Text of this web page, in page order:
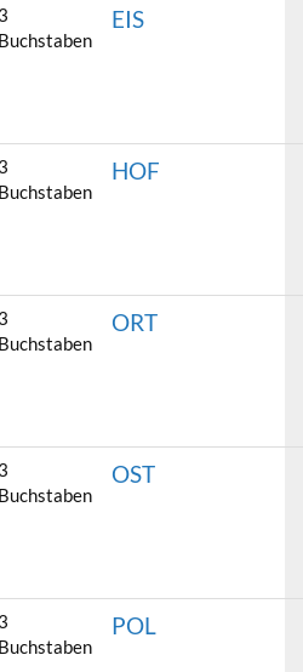
3
Buchstaben
EIS
3
Buchstaben
HOF
3
Buchstaben
ORT
3
Buchstaben
OST
3
Buchstaben
POL